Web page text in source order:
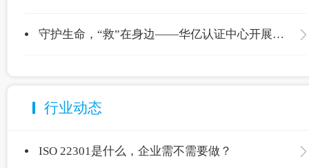
守护生命，“救”在身边——华亿认证中心开展应急救护专项培训
行业动态
ISO 22301是什么，企业需不需要做？